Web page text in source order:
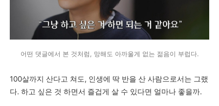
어떤 댓글에서 본 것처럼, 망해도 아까울게 없는 젊음이 부럽다.
100살까지 산다고 쳐도, 인생에 딱 반을 산 사람으로서는 그랬
다. 하고 싶은 것 하면서 즐겁게 살 수 있다면 얼마나 좋을까.